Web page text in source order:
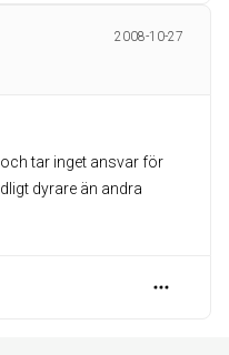
2008-10-27
tar inget ansvar för
dyrare än andra